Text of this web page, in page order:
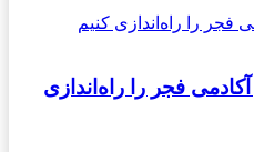
فجر را راه‌اندازی کنیم
فجر را راه‌اندازی